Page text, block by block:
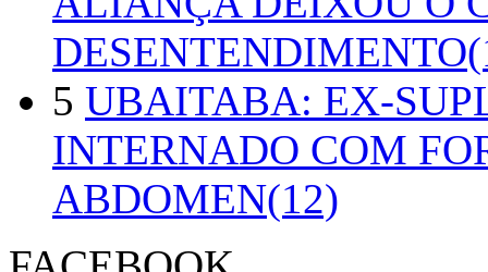
5 UBAITABA: EX-
INTERNADO COM
ABDOMEN(12)